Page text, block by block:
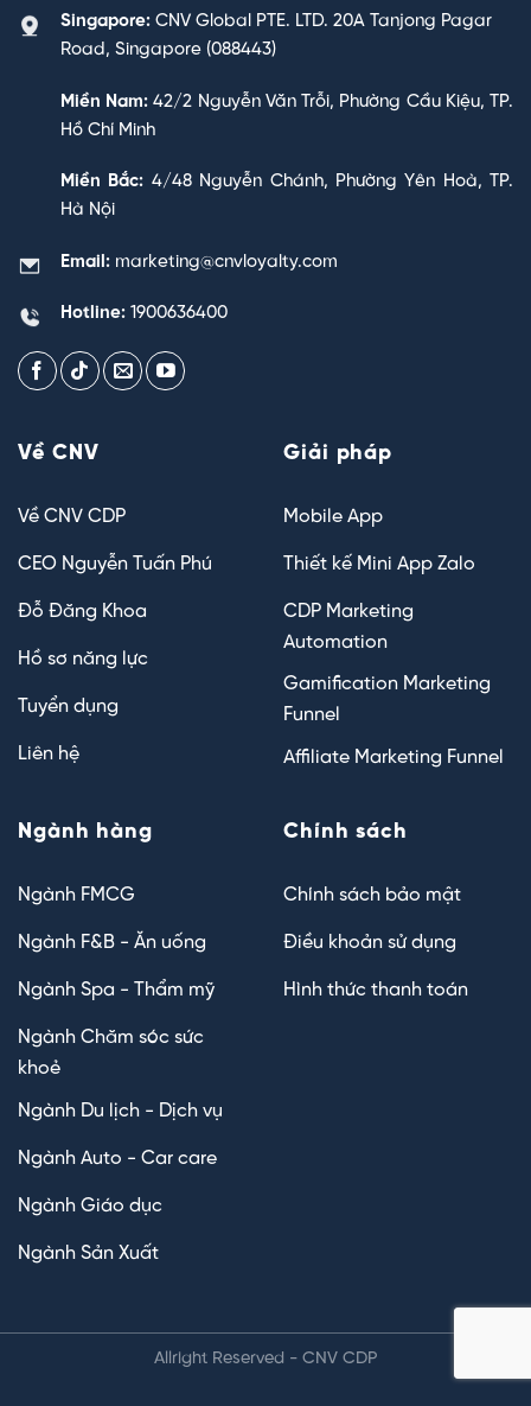
Singapore: CNV Global PTE. LTD. 20A Tanjong Pagar
Road, Singapore (088443)
Miền Nam: 42/2 Nguyễn Văn Trỗi, Phường Cầu Kiệu, TP.
Hồ Chí Minh
Miền Bắc: 4/48 Nguyễn Chánh, Phường Yên Hoà, TP.
Hà Nội
Email: marketing@cnvloyalty.com
Hotline: 1900636400
Về CNV
Về CNV CDP
CEO Nguyễn Tuấn Phú
Đỗ Đăng Khoa
Hồ sơ năng lực
Tuyển dụng
Liên hệ
Giải pháp
Mobile App
Thiết kế Mini App Zalo
CDP Marketing
Automation
Gamification Marketing
Funnel
Affiliate Marketing Funnel
Ngành hàng
Ngành FMCG
Ngành F&B - Ăn uống
Ngành Spa - Thẩm mỹ
Ngành Chăm sóc sức
khoẻ
Ngành Du lịch - Dịch vụ
Ngành Auto - Car care
Ngành Giáo dục
Ngành Sản Xuất
Chính sách
Chính sách bảo mật
Điều khoản sử dụng
Hình thức thanh toán
Allright Reserved - CNV CDP